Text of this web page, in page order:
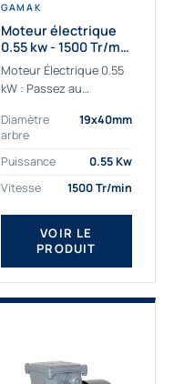
GAMAK
Moteur électrique
0.55 kw - 1500 Tr/min
- 230/400V -
Rendement IE4
Moteur Électrique 0.55
kW : Passez au
Découvrez notre
moteur électrique 0.55
kW de nouvelle
génération, conçu pour
les...
Diamètre
arbre
19x40mm
Puissance
0.55 Kw
Vitesse
1500 Tr/min
VOIR LE
PRODUIT